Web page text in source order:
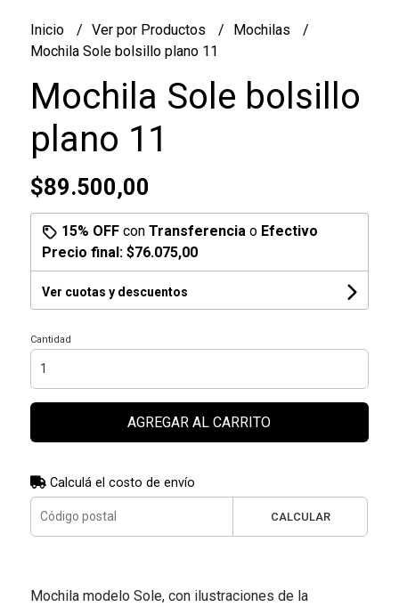
Inicio Ver por Productos
Mochilas
Mochila Sole bolsillo plano 11
Mochila Sole bolsillo
plano 11
$89.500,00
15% OFFcon Transferencia o Efectivo
Precio final: $76.075,00
Ver cuotas y descuentos
Cantidad
AGREGAR AL CARRITO
Calculá el costo de envío
CALCULAR
Mochila modelo Sole, con ilustraciones de la